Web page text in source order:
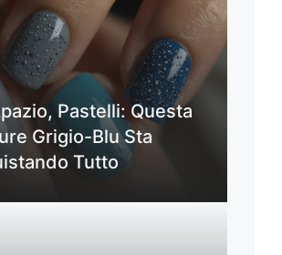
Pastelli: Questa
Grigio-Blu Sta
Tutto